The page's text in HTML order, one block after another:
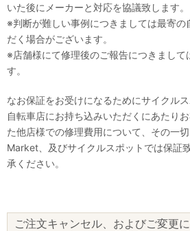
いた後にメーカーと対応を協議致します。
※判断が難しい事例につきましては最寄の
だく場合がございます。
※店舗様にて修理後のご報告につきまして
す。
なお保証をお受けになるためにサイクル
自転車店にお持ち込みいただくにあたり
た他店様での修理費用について、その一
Market、及びサイクルスポットでは保証
承ください。
ご注文キャンセル、およびご変更